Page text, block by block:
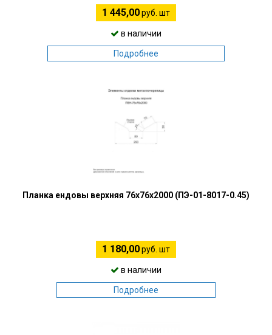
1 445,00руб. шт
в наличии
Подробнее
Планка ендовы верхняя 76х76х2000 (ПЭ-01-8017-0.45)
1 180,00руб. шт
в наличии
Подробнее